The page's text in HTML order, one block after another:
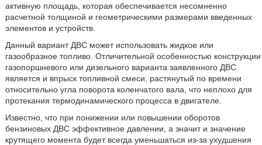
активную площадь, которая обеспечивается несомненно
расчетной толщиной и геометрическими размерами введенных
элементов и устройств.
Данный вариант ДВС может использовать жидкое или
газообразное топливо. Отличительной особенностью конструкции
газопоршневого или дизельного варианта заявленного ДВС
является и впрыск топливной смеси, растянутый по времени
относительно угла поворота коленчатого вала, что неплохо для
протекания термодинамического процесса в двигателе.
Известно, что при понижении или повышении оборотов
бензиновых ДВС эффективное давлении, а значит и значение
крутящего момента будет всегда уменьшаться из-за ухудшения